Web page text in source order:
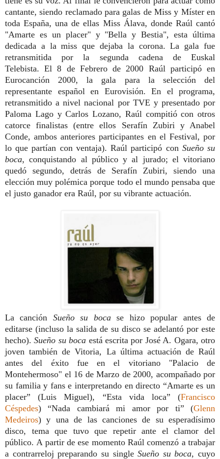
cantante, siendo reclamado para galas de Miss y Míster en
toda España, una de ellas Miss Álava, donde Raúl cantó
"Amarte es un placer" y "Bella y Bestia", esta última
dedicada a la miss que dejaba la corona. La gala fue
retransmitida por la segunda cadena de Euskal
Telebista.El 8 de Febrero de 2000 Raúl participó en
Eurocanción 2000, la gala para la selección del
representante español en Eurovisión. En el programa,
retransmitido a nivel nacional por TVE y presentado por
Paloma Lago y Carlos Lozano, Raúl compitió con otros
catorce finalistas (entre ellos Serafín Zubiri y Anabel
Conde, ambos anteriores participantes en el Festival, por
lo que partían con ventaja). Raúl participó con Sueño su
boca, conquistando al público y al jurado; el vitoriano
quedó segundo, detrás de Serafín Zubiri, siendo una
elección muy polémica porque todo el mundo pensaba que
el justo ganador era Raúl, por su vibrante actuación.
La canción Sueño su bocase hizo popular antes de
editarse (incluso la salida de su disco se adelantó por este
hecho).Sueño su boca está escrita por José A. Ogara, otro
joven también de Vitoria, La última actuación de Raúl
antes del éxito fue en el vitoriano "Palacio de
Montehermoso" el 16 de Marzo de 2000, acompañado por
su familia y fans e interpretando en directo “Amarte es un
placer” (Luis Miguel), “Esta vida loca” (Francisco
Céspedes) “Nada cambiará mi amor por ti” (Glenn
Medeiros) y una de las canciones de su esperadísimo
disco, tema que tuvo que repetir ante el clamor del
público. A partir de ese momento Raúl comenzó a trabajar
a contrarreloj preparando su singleSueño su boca, cuyo